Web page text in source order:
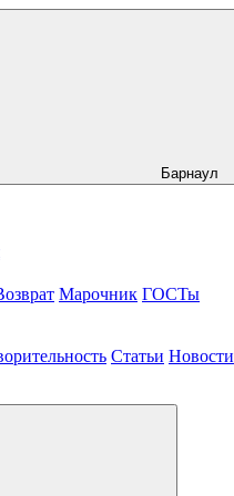
Барнаул
Марочник ГОСТы
Статьи Новости